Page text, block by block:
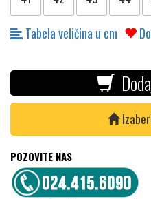
Tabela veličina u cm
POZOVITE NAS